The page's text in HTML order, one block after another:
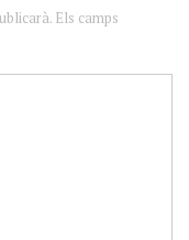
Els camps